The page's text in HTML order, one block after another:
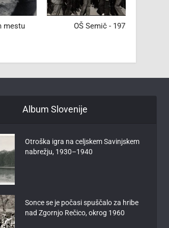
OŠ Semič - 1972/73
Album Slovenije
Otroška igra na celjskem Savinjskem
nabrežju, 1930–1940
Sonce se je počasi spuščalo za hribe
nad Zgornjo Rečico, okrog 1960